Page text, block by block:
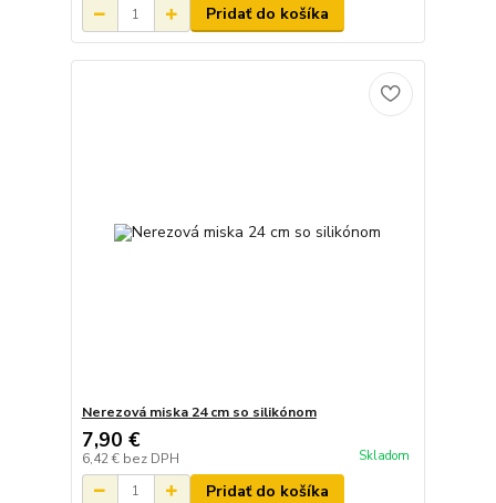
Pridať do košíka
Nerezová miska 24 cm so silikónom
7,90 €
6,42 € bez DPH Skladom
Pridať do košíka